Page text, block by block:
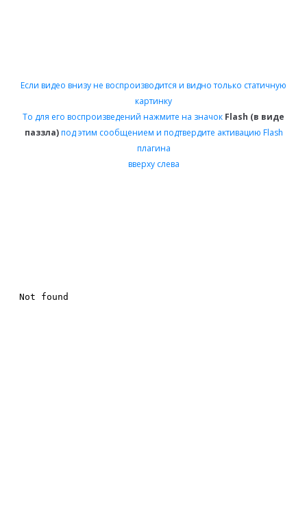
Если видео внизу не воспроизводится и видно только статичную
картинку
То для его воспроизведений нажмите на значок Flash (в виде
паззла)под этим сообщением и подтвердите активацию Flash
плагина
вверху слева